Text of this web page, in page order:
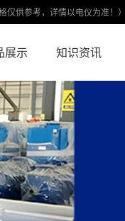
供参考，详情以电仪为准！）
展示 知识资讯